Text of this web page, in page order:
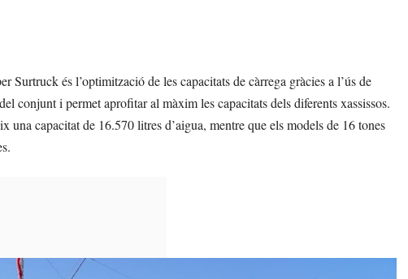
Surtruck és l’optimització de les capacitats de càrrega gràcies a l’ús de
conjunt i permet aprofitar al màxim les capacitats dels diferents xassissos.
una capacitat de 16.570 litres d’aigua, mentre que els models de 16 tones